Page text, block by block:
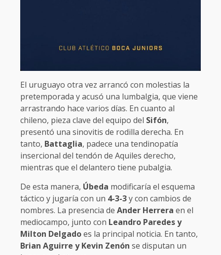
El uruguayo otra vez arrancó con molestias la
pretemporada y acusó una lumbalgia, que viene
arrastrando hace varios días. En cuanto al
chileno, pieza clave del equipo del Sifón,
presentó una sinovitis de rodilla derecha. En
tanto, Battaglia, padece una tendinopatía
insercional del tendón de Aquiles derecho,
mientras que el delantero tiene pubalgia.
De esta manera, Úbeda modificaría el esquema
táctico y jugaría con un 4-3-3y con cambios de
nombres. La presencia de Ander Herrera en el
mediocampo, junto con Leandro Paredes y
Milton Delgadoes la principal noticia. En tanto,
Brian Aguirre y Kevin Zenón se disputan un